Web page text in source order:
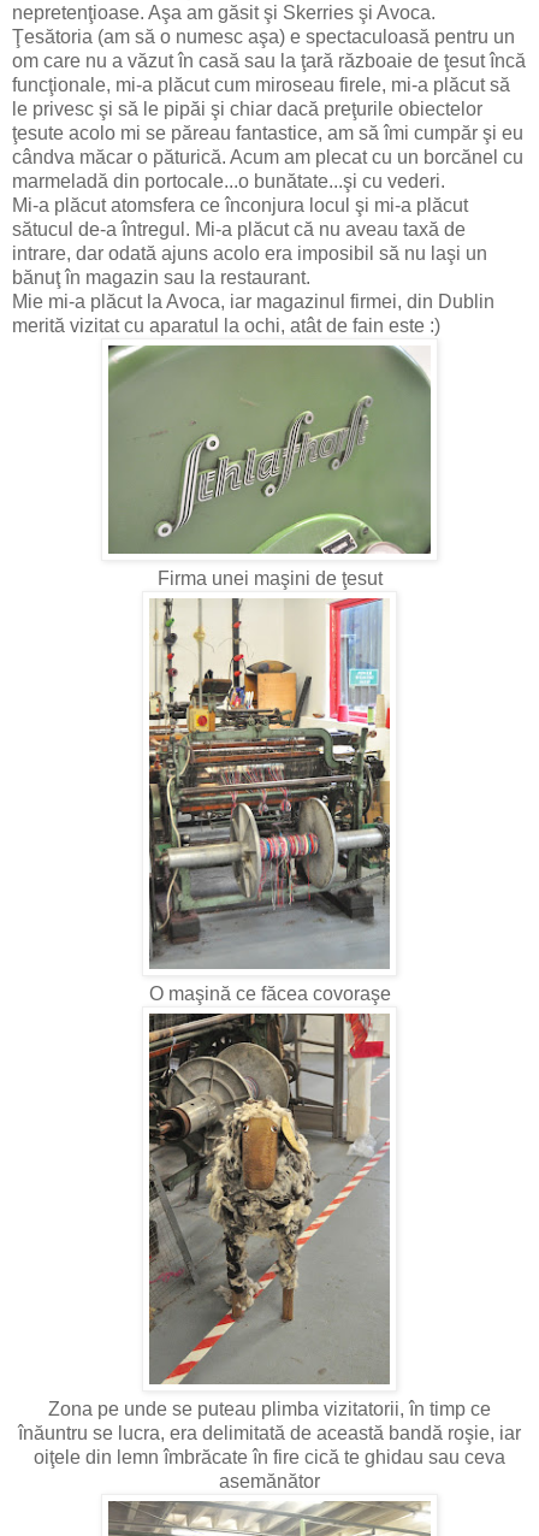
nepretenţioase. Aşa am găsit şi Skerries şi Avoca.
Ţesătoria (am să o numesc aşa) e spectaculoasă pentru un
om care nu a văzut în casă sau la ţară războaie de ţesut încă
funcţionale, mi-a plăcut cum miroseau firele, mi-a plăcut să
le privesc şi să le pipăi şi chiar dacă preţurile obiectelor
ţesute acolo mi se păreau fantastice, am să îmi cumpăr şi eu
cândva măcar o păturică. Acum am plecat cu un borcănel cu
marmeladă din portocale...o bunătate...şi cu vederi.
Mi-a plăcut atomsfera ce înconjura locul şi mi-a plăcut
sătucul de-a întregul. Mi-a plăcut că nu aveau taxă de
intrare, dar odată ajuns acolo era imposibil să nu laşi un
bănuţ în magazin sau la restaurant.
Mie mi-a plăcut la Avoca, iar magazinul firmei, din Dublin
merită vizitat cu aparatul la ochi, atât de fain este :)
Firma unei maşini de ţesut
O maşină ce făcea covoraşe
Zona pe unde se puteau plimba vizitatorii, în timp ce
înăuntru se lucra, era delimitată de această bandă roşie, iar
oiţele din lemn îmbrăcate în fire cică te ghidau sau ceva
asemănător